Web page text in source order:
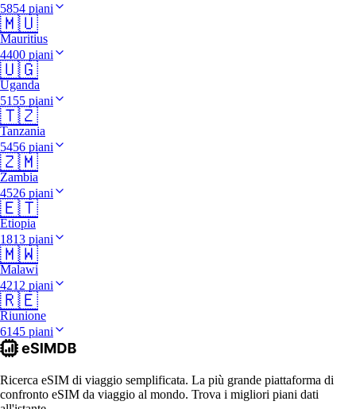
5854 piani
🇲🇺
Mauritius
4400 piani
🇺🇬
Uganda
5155 piani
🇹🇿
Tanzania
5456 piani
🇿🇲
Zambia
4526 piani
🇪🇹
Etiopia
1813 piani
🇲🇼
Malawi
4212 piani
🇷🇪
Riunione
6145 piani
Ricerca eSIM di viaggio semplificata. La più grande piattaforma di
confronto eSIM da viaggio al mondo. Trova i migliori piani dati